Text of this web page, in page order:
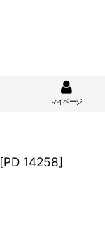
マイページ
[PD 14258]